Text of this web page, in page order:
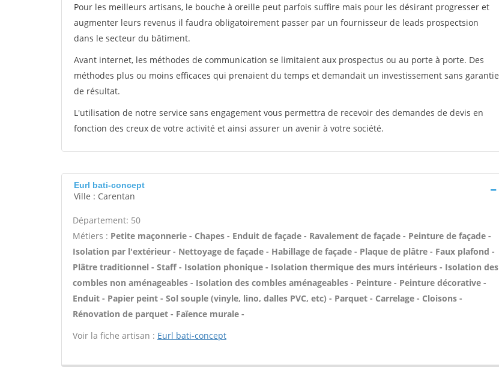
Pour les meilleurs artisans, le bouche à oreille peut parfois suffire mais pour les désirant progresser et
augmenter leurs revenus il faudra obligatoirement passer par un fournisseur de leads prospectsion
dans le secteur du bâtiment.
Avant internet, les méthodes de communication se limitaient aux prospectus ou au porte à porte. Des
méthodes plus ou moins efficaces qui prenaient du temps et demandait un investissement sans garantie
de résultat.
L'utilisation de notre service sans engagement vous permettra de recevoir des demandes de devis en
fonction des creux de votre activité et ainsi assurer un avenir à votre société.
Eurl bati-concept
Ville : Carentan
Département: 50
Métiers : Petite maçonnerie - Chapes - Enduit de façade - Ravalement de façade - Peinture de façade -
Isolation par l'extérieur - Nettoyage de façade - Habillage de façade - Plaque de plâtre - Faux plafond -
Plâtre traditionnel - Staff - Isolation phonique - Isolation thermique des murs intérieurs - Isolation des
combles non aménageables - Isolation des combles aménageables - Peinture - Peinture décorative -
Enduit - Papier peint - Sol souple (vinyle, lino, dalles PVC, etc) - Parquet - Carrelage - Cloisons -
Rénovation de parquet - Faïence murale -
Voir la fiche artisan : Eurl bati-concept